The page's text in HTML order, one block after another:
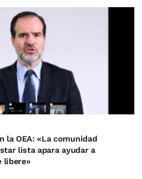
la OEA: «La comunidad
lista apara ayudar a
libere»